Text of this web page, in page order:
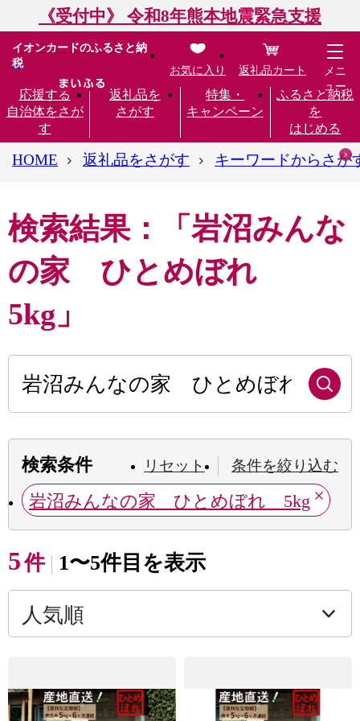
《受付中》 令和8年熊本地震緊急支援
イオンカードのふるさと納
税
応援する
自治体をさが
す
返礼品を
さがす
特集・
キャンペーン
ふるさと納税
を
はじめる
お気に入り 返礼品カート
メニ
ュー
HOME 返礼品をさがす キーワードからさが
検索結果：「岩沼みんな
の家 ひとめぼれ
5kg」
検索条件 リセット 条件を絞り込む
岩沼みんなの家 ひとめぼれ 5kg
5件 1〜5件目を表示